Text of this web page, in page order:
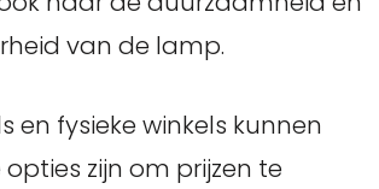
van de lamp.
en fysieke winkels kunnen
zijn om prijzen te